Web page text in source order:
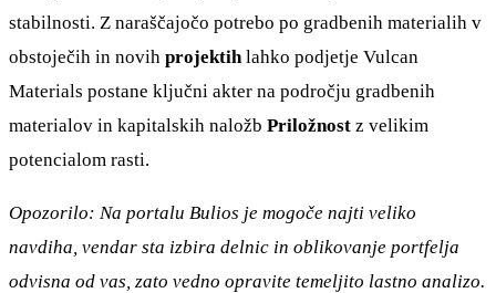
stabilnosti. Z naraščajočo potrebo po gradbenih materialih v
obstoječih in novih projektihlahko podjetje Vulcan
Materials postane ključni akter na področju gradbenih
materialov in kapitalskih naložb Priložnost z velikim
potencialom rasti.
Opozorilo: Na portalu Bulios je mogoče najti veliko
navdiha, vendar sta izbira delnic in oblikovanje portfelja
odvisna od vas, zato vedno opravite temeljito lastno analizo.